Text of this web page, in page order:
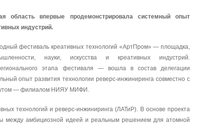
область впервые продемонстрировала системный опыт
индустрий.
фестиваль креативных технологий «АртПром» — площадка,
науки, искусства и креативных индустрий.
этапа фестиваля — вошла в состав делегации
опыт развития технологии реверс-инжиниринга совместно с
— филиалом НИЯУ МИФИ.
технологий и реверс-инжиниринга (ЛАТиР). В основе проекта
между амбициозной идеей и реальным решением для атомной